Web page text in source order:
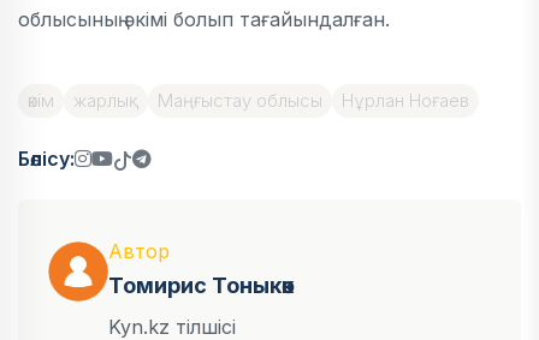
облысының әкімі болып тағайындалған.
әкім жарлық Маңғыстау облысы Нұрлан Ноғаев
Бөлісу:
Автор
Томирис Тоныкөк
Kyn.kz тілшісі